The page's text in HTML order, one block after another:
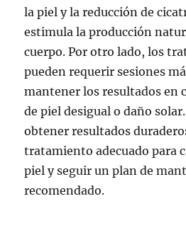
la piel y la reducción de
estimula la producción
cuerpo. Por otro lado, los
pueden requerir sesiones
mantener los resultados en
de piel desigual o daño
obtener resultados
tratamiento adecuado para
piel y seguir un plan de
recomendado.